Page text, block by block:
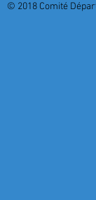
© 2018 Comité